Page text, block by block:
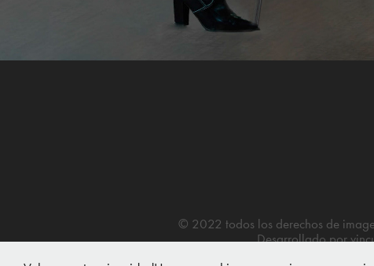
© 2022 todos los derechos de
Desarrollado por